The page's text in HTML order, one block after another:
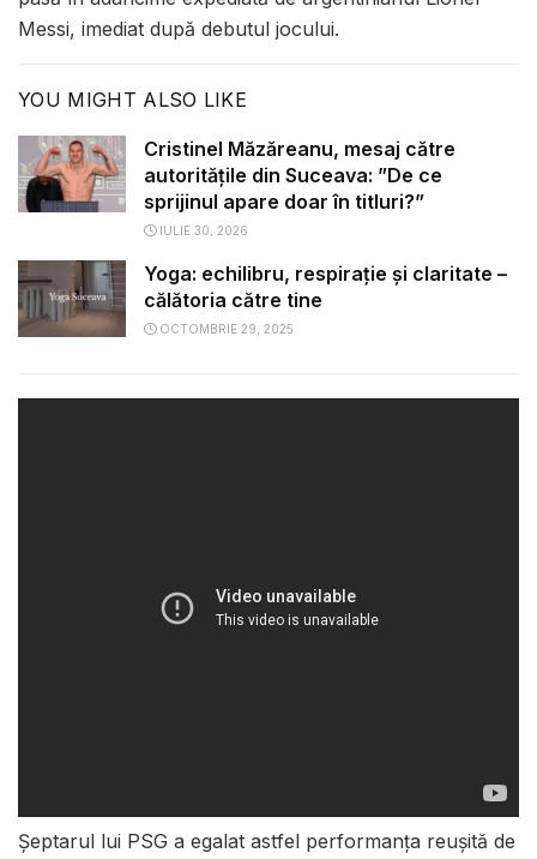
Messi, imediat după debutul jocului.
YOU MIGHT ALSO LIKE
Cristinel Măzăreanu, mesaj către
autoritățile din Suceava: ”De ce
sprijinul apare doar în titluri?”
IULIE 30, 2026
Yoga: echilibru, respirație și claritate –
călătoria către tine
OCTOMBRIE 29, 2025
Şeptarul lui PSG a egalat astfel performanţa reuşită de